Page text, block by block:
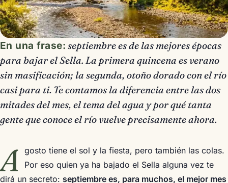
En una frase: septiembre es de las mejores épocas
para bajar el Sella. La primera quincena es verano
sin masificación; la segunda, otoño dorado con el río
casi para ti. Te contamos la diferencia entre las dos
mitades del mes, el tema del agua y por qué tanta
gente que conoce el río vuelve precisamente ahora.
A
gosto tiene el sol y la fiesta, pero también las colas.
Por eso quien ya ha bajado el Sella alguna vez te
dirá un secreto: septiembre es, para muchos, el mejor mes